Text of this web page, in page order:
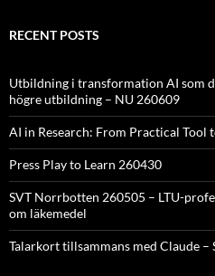
RECENT POSTS
Utbildning i transformation AI som
högre utbildning – NU 260609
AI in Research: From Practical Tool
Press Play to Learn 260430
SVT Norrbotten 260505 – LTU-
om läkemedel
Talarkort tillsammans med Claude –